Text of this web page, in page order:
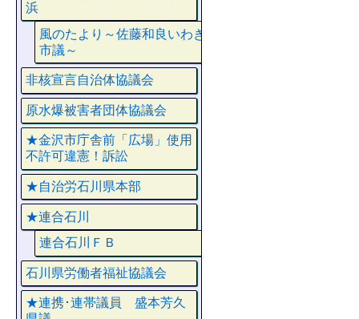
浜
風のたより～佐藤和良いわき
市議～
非核宣言自治体協議会
原水爆被害者団体協議会
★金沢市庁舎前「広場」使用
不許可違憲！訴訟
★自治労石川県本部
★連合石川
連合石川ＦＢ
石川県労働者福祉協議会
★連携･連帯議員 盛本芳久